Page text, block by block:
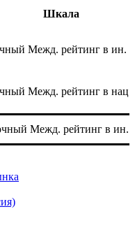
Шкала
Межд. рейтинг в ин.
Межд. рейтинг в нац.
Межд. рейтинг в ин.